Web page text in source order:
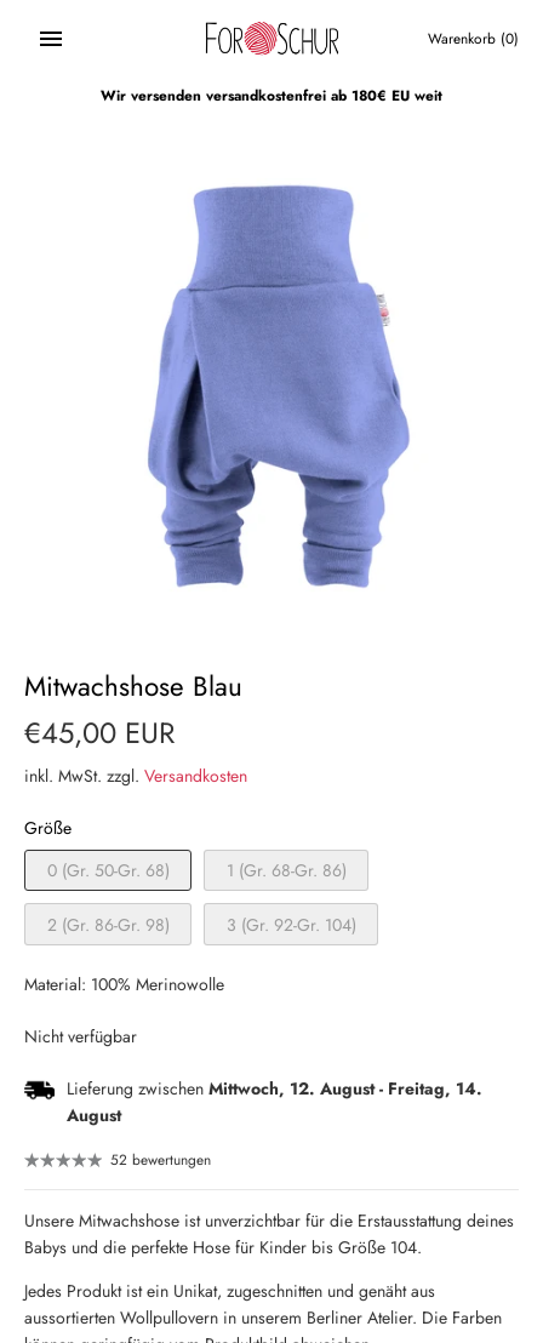
Warenkorb (0)
Wir versenden versandkostenfrei ab 180€ EU weit
Mitwachshose Blau
€45,00 EUR
inkl. MwSt. zzgl. Versandkosten
Größe
0 (Gr. 50-Gr. 68)
1 (Gr. 68-Gr. 86)
2 (Gr. 86-Gr. 98) 3 (Gr. 92-Gr. 104)
Material: 100% Merinowolle
Nicht verfügbar
Lieferung zwischen Mittwoch, 12. August- Freitag, 14.
August
52 bewertungen
Unsere Mitwachshose ist unverzichtbar für die Erstausstattung deines
Babys und die perfekte Hose für Kinder bis Größe 104.
Jedes Produkt ist ein Unikat, zugeschnitten und genäht aus
aussortierten Wollpullovern in unserem Berliner Atelier. Die Farben